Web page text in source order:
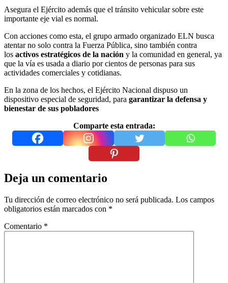
Asegura el Ejército además que el tránsito vehicular sobre este
importante eje vial es normal.
Con acciones como esta, el grupo armado organizado ELN busca
atentar no solo contra la Fuerza Pública, sino también contra
los activos estratégicos de la nación y la comunidad en general, ya
que la vía es usada a diario por cientos de personas para sus
actividades comerciales y cotidianas.
En la zona de los hechos, el Ejército Nacional dispuso un
dispositivo especial de seguridad, para garantizar la defensa y
bienestar de sus pobladores
Comparte esta entrada:
Deja un comentario
Tu dirección de correo electrónico no será publicada. Los campos
obligatorios están marcados con *
Comentario *